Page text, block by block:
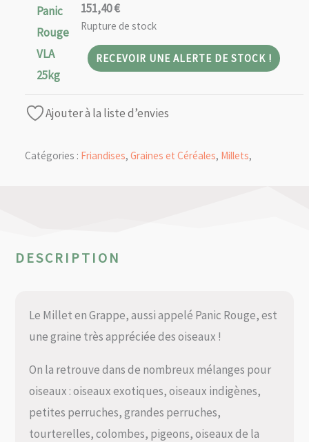
Panic
Rouge
VLA
25kg
151,40€
Rupture de stock
RECEVOIR UNE ALERTE DE STOCK !
Ajouter à la liste d’envies
Catégories : Friandises, Graines et Céréales, Millets,
DESCRIPTION
Le Millet en Grappe, aussi appelé Panic Rouge, est
une graine très appréciée des oiseaux !
On la retrouve dans de nombreux mélanges pour
oiseaux : oiseaux exotiques, oiseaux indigènes,
petites perruches, grandes perruches,
tourterelles, colombes, pigeons, oiseaux de la